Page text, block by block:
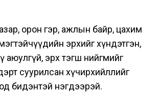
орон гэр, ажлын байр, цахим
эрхийг хүндэтгэн,
аюулгүй, эрх тэгш нийгмийг
суурилсан хүчирхийллийг
бидэнтэй нэгдээрэй.